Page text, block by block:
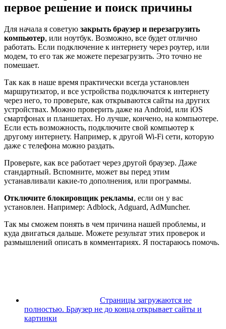
первое решение и поиск причины
Для начала я советую закрыть браузер и перезагрузить
компьютер, или ноутбук. Возможно, все будет отлично
работать. Если подключение к интернету через роутер, или
модем, то его так же можете перезагрузить. Это точно не
помешает.
Так как в наше время практически всегда установлен
маршрутизатор, и все устройства подключатся к интернету
через него, то проверьте, как открываются сайты на других
устройствах. Можно проверить даже на Android, или iOS
смартфонах и планшетах. Но лучше, кончено, на компьютере.
Если есть возможность, подключите свой компьютер к
другому интернету. Например, к другой Wi-Fi сети, которую
даже с телефона можно раздать.
Проверьте, как все работает через другой браузер. Даже
стандартный. Вспомните, может вы перед этим
устанавливали какие-то дополнения, или программы.
Отключите блокировщик рекламы, если он у вас
установлен. Например: Adblock, Adguard, AdMuncher.
Так мы сможем понять в чем причина нашей проблемы, и
куда двигаться дальше. Можете результат этих проверок и
размышлений описать в комментариях. Я постараюсь помочь.
Страницы загружаются не
полностью. Браузер не до конца открывает сайты и
картинки